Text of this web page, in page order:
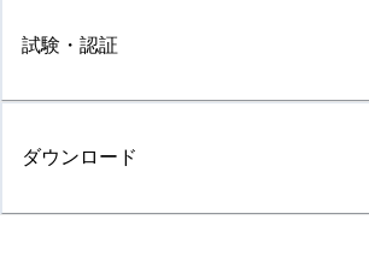
試験・認証
ダウンロード